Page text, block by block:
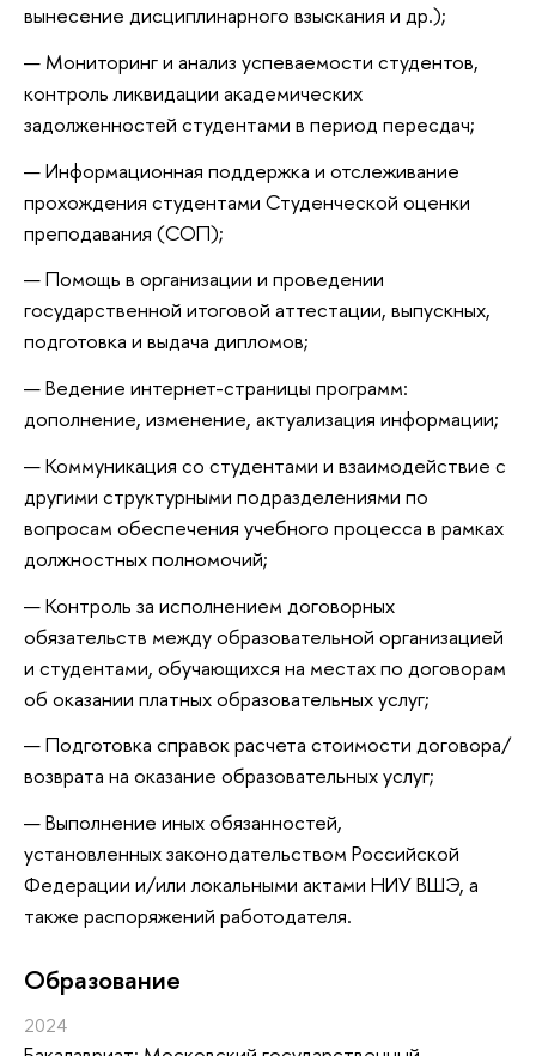
вынесение дисциплинарного взыскания и др.);
Мониторинг и анализ успеваемости студентов,
контроль ликвидации академических
задолженностей студентами в период пересдач;
Информационная поддержка и отслеживание
прохождения студентами Студенческой оценки
преподавания (СОП);
Помощь в организации и проведении
государственной итоговой аттестации, выпускных,
подготовка и выдача дипломов;
Ведение интернет-страницы программ:
дополнение, изменение, актуализация информации;
Коммуникация со студентами и взаимодействие с
другими структурными подразделениями по
вопросам обеспечения учебного процесса в рамках
должностных полномочий;
Контроль за исполнением договорных
обязательств между образовательной организацией
и студентами, обучающихся на местах по договорам
об оказании платных образовательных услуг;
Подготовка справок расчета стоимости договора/
возврата на оказание образовательных услуг;
Выполнение иных обязанностей,
установленных законодательством Российской
Федерации и/или локальными актами НИУ ВШЭ, а
также распоряжений работодателя.
Oбразование
2024